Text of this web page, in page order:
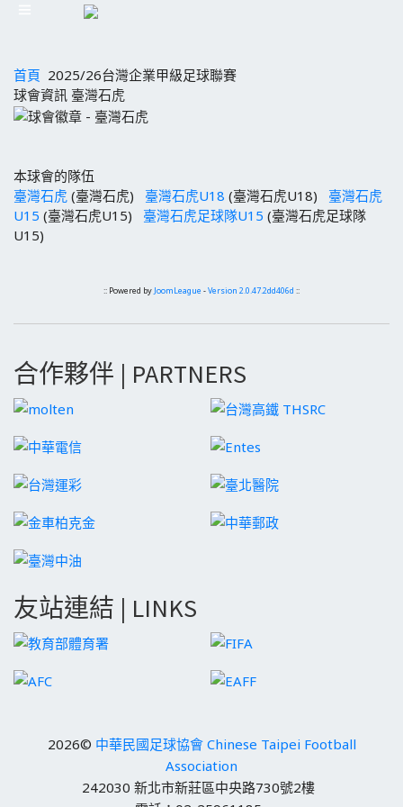
首頁 2025/26台灣企業甲級足球聯賽
球會資訊 臺灣石虎
本球會的隊伍
臺灣石虎 (臺灣石虎) 臺灣石虎U18 (臺灣石虎U18)
臺灣石虎
U15 (臺灣石虎U15) 臺灣石虎足球隊U15 (臺灣石虎足球隊
U15)
:: Powered by JoomLeague -Version 2.0.47.2dd406d ::
合作夥伴 | PARTNERS
友站連結 | LINKS
2026© 中華民國足球協會 Chinese Taipei Football
Association
242030 新北市新莊區中央路730號2樓